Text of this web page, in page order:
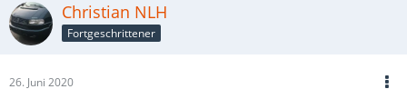
Christian NLH
Fortgeschrittener
26. Juni 2020